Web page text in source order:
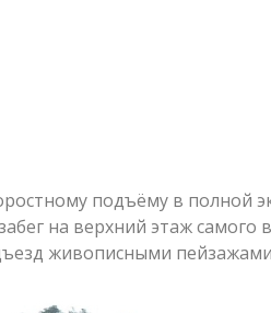
подъёму в полной
на верхний этаж самого
живописными